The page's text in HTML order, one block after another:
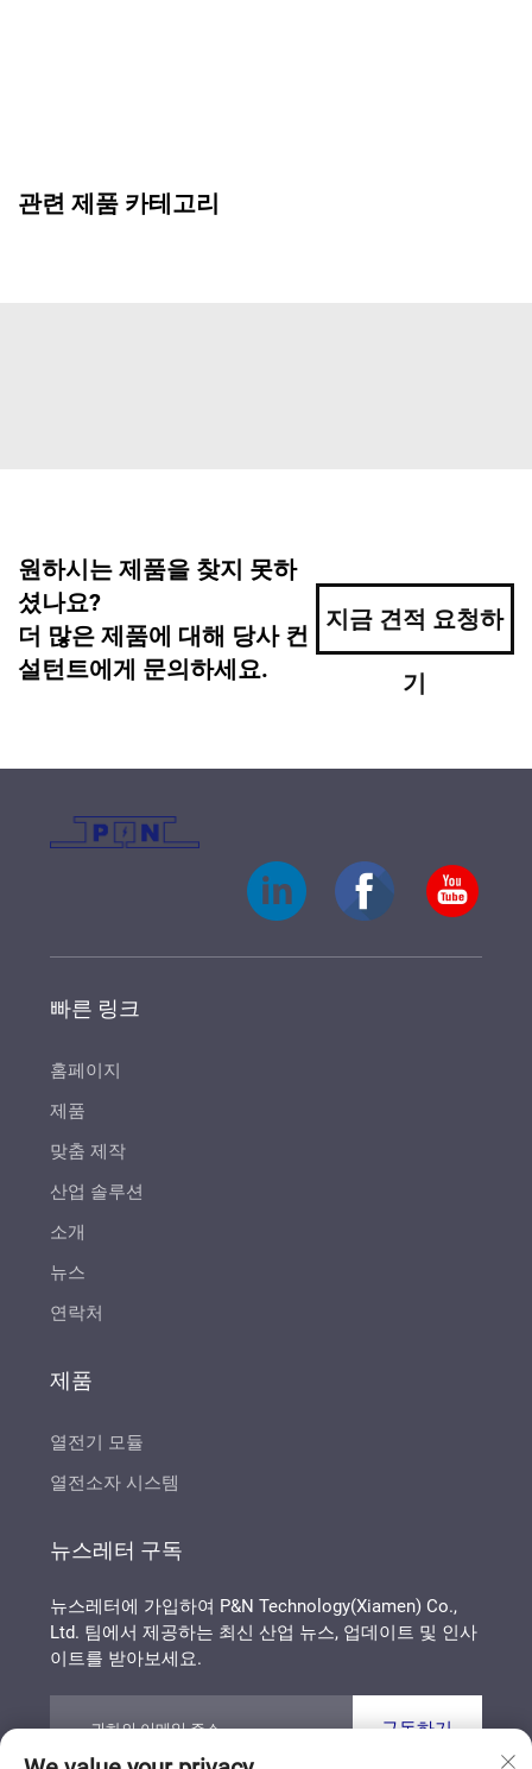
관련 제품 카테고리
원하시는 제품을 찾지 못하
셨나요?
더 많은 제품에 대해 당사 컨
설턴트에게 문의하세요.
지금 견적 요청하
기
빠른 링크
홈페이지
제품
맞춤 제작
산업 솔루션
소개
뉴스
연락처
제품
열전기 모듈
열전소자 시스템
뉴스레터 구독
뉴스레터에 가입하여 P&N Technology(Xiamen) Co.,
Ltd. 팀에서 제공하는 최신 산업 뉴스, 업데이트 및 인사
이트를 받아보세요.
구독하기